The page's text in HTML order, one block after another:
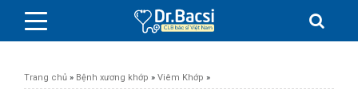
Trang chủ » Bệnh xương khớp » Viêm Khớp »